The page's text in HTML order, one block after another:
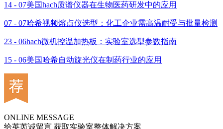
14 - 07美国hach质谱仪器在生物医药研发中的应用
07 - 07哈希视频熔点仪选型：化工企业需高温耐受与批量检测
23 - 06hach微机控温加热板：实验室选型参数指南
15 - 06美国哈希自动旋光仪在制药行业的应用
ONLINE MESSAGE
给英芮诚留言 获取实验室整体解决方案